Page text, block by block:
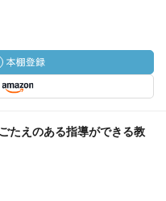
たえのある指導ができる教